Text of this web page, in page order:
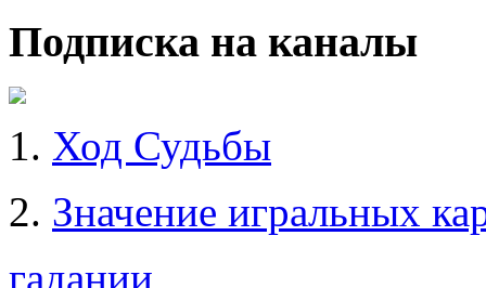
Подписка на каналы
1. Ход Судьбы
2. Значение игральных
гадании